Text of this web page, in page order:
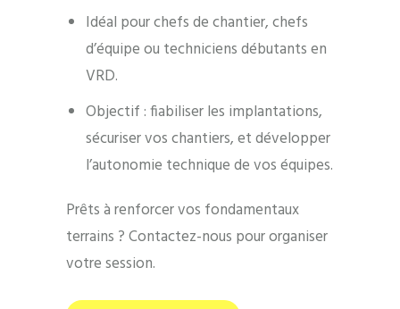
Idéal pour chefs de chantier, chefs
d’équipe ou techniciens débutants en
VRD.
Objectif : fiabiliser les implantations,
sécuriser vos chantiers, et développer
l’autonomie technique de vos équipes.
Prêts à renforcer vos fondamentaux
terrains ? Contactez-nous pour organiser
votre session.